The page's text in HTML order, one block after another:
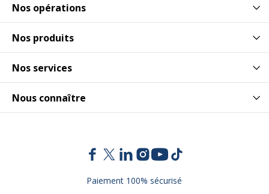
Nos opérations
Nos produits
Nos services
Nous connaître
Paiement 100% sécurisé